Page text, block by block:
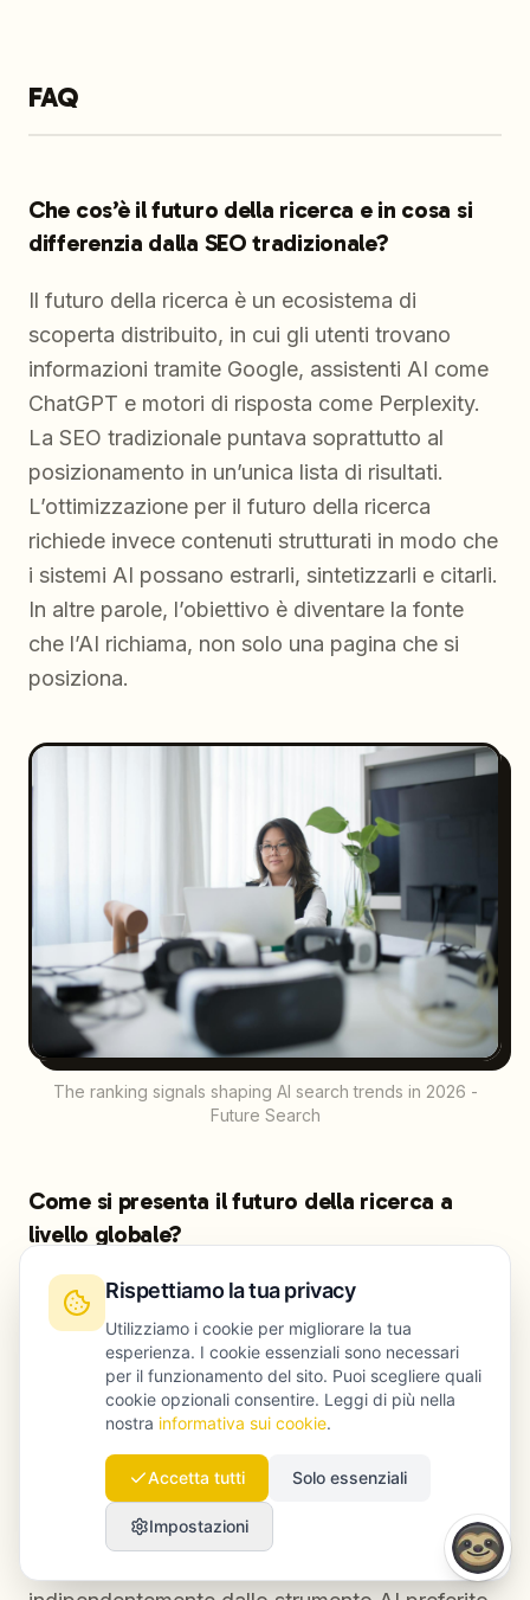
FAQ
Che cos’è il futuro della ricerca e in cosa si
differenzia dalla SEO tradizionale?
Il futuro della ricerca è un ecosistema di
scoperta distribuito, in cui gli utenti trovano
informazioni tramite Google, assistenti AI come
ChatGPT e motori di risposta come Perplexity.
La SEO tradizionale puntava soprattutto al
posizionamento in un’unica lista di risultati.
L’ottimizzazione per il futuro della ricerca
richiede invece contenuti strutturati in modo che
i sistemi AI possano estrarli, sintetizzarli e citarli.
In altre parole, l’obiettivo è diventare la fonte
che l’AI richiama, non solo una pagina che si
posiziona.
The ranking signals shaping AI search trends in 2026 -
Future Search
Come si presenta il futuro della ricerca a
livello globale?
A livello globale, la ricerca sta convergendo
verso query conversazionali, ad alto intento, e
verso risposte sintetizzate dall’AI. Anche se
l’adozione delle diverse piattaforme cambia da
paese a paese, i requisiti di base dei contenuti
restano gli stessi: risposte dirette, competenza
verificabile, struttura chiara e forti segnali di
affidabilità del dominio. I brand che soddisfano
questi criteri performano bene in mercati diversi,
Rispettiamo la tua privacy
Utilizziamo i cookie per migliorare la tua
esperienza. I cookie essenziali sono necessari
per il funzionamento del sito. Puoi scegliere quali
cookie opzionali consentire. Leggi di più nella
nostra informativa sui cookie.
Accetta tutti Solo essenziali
Impostazioni